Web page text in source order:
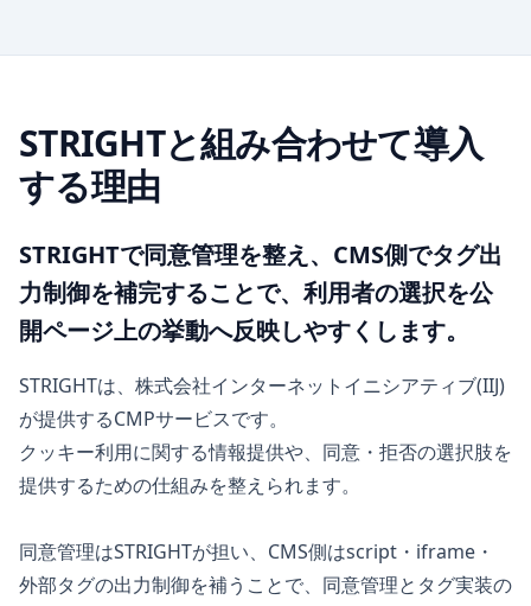
STRIGHTと組み合わせて導入
する理由
STRIGHTで同意管理を整え、CMS側でタグ出
力制御を補完することで、利用者の選択を公
開ページ上の挙動へ反映しやすくします。
STRIGHTは、株式会社インターネットイニシアティブ(IIJ)
が提供するCMPサービスです。
クッキー利用に関する情報提供や、同意・拒否の選択肢を
提供するための仕組みを整えられます。
同意管理はSTRIGHTが担い、CMS側はscript・iframe・
外部タグの出力制御を補うことで、同意管理とタグ実装の